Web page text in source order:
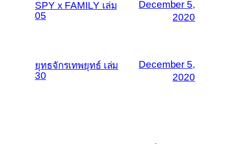
SPY x FAMILY เล่ม
05
December 5,
2020
ยุทธจักรเทพยุทธ์ เล่ม
30
December 5,
2020